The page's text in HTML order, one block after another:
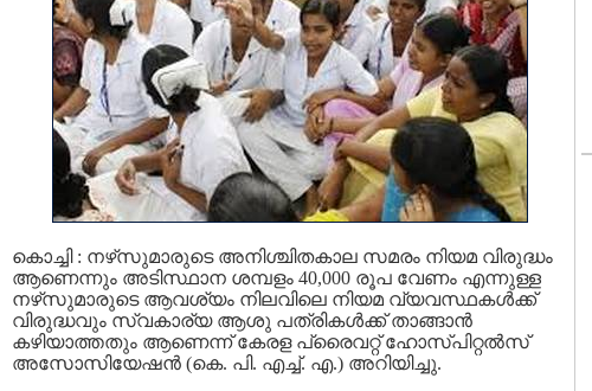
കൊച്ചി : നഴ്‌സുമാരുടെ അനിശ്ചിതകാല സമരം നിയമ വിരുദ്ധം
ആണെന്നും അടിസ്ഥാന ശമ്പളം 40,000 രൂപ വേണം എന്നുള്ള
നഴ്‌സുമാരുടെ ആവശ്യം നിലവിലെ നിയമ വ്യവസ്ഥകൾക്ക്
വിരുദ്ധവും സ്വകാര്യ ആശു പത്രികൾക്ക് താങ്ങാൻ
കഴിയാത്തതും ആണെന്ന് കേരള പ്രൈവറ്റ് ഹോസ്പിറ്റൽസ്
അസോസിയേഷൻ (കെ. പി. എച്ച്. എ.) അറിയിച്ചു.